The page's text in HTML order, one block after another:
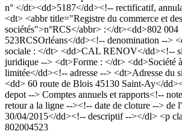
n° </dt><dd>5187</dd><!-- rectificatif,
<dt> <abbr title="Registre du commerce et des
sociétés">n°RCS</abbr> :</dt><dd>802 004
523RCSOrléans</dd><!-- denomination -->
sociale : </dt> <dd>CAL RENOV</dd><!--
juridique --> <dt>Forme : </dt> <dd>Société
limitée</dd><!-- adresse --> <dt>Adresse du
<dd> 60 route de Blois 45130 Saint-Ay</
depot --> Comptes annuels et rapports<!--
retour a la ligne --><!-- date de cloture --> de
30/04/2015</dd><!-- descriptif --></dl> <p
802004523